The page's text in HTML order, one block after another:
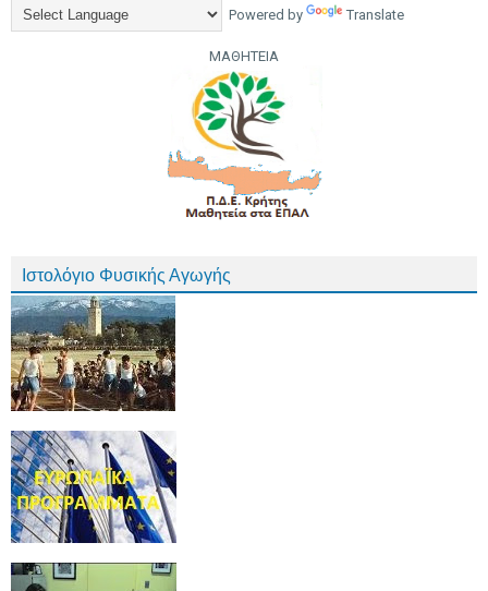
Powered by Translate
ΜΑΘΗΤΕΙΑ
Ιστολόγιο Φυσικής Αγωγής